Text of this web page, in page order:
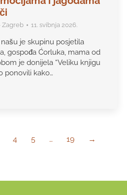
Zagreb 11. svibnja 2026.
je skupinu posjetila
gospođa Ćorluka, mama od
je donijela “Veliku knjigu
ponovili kako…
4 5 … 19 →